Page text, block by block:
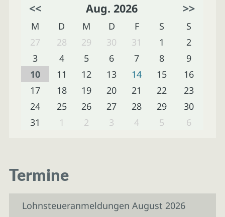
<< Aug. 2026 >>
M D M D F S
S
27
28 29 30 31 1
2
3
4 5 6 7 8
9
10
11 12 13 14 15
16
17
18 19 20 21 22
23
24
25 26 27 28 29
30
31
1 2 3 4 5 6
Termine
Lohnsteueranmeldungen August 2026